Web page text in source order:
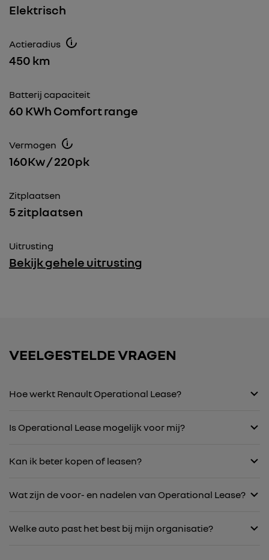
Elektrisch
Actieradius
450 km
Batterij capaciteit
60 KWh Comfort range
Vermogen
160Kw / 220pk
Zitplaatsen
5 zitplaatsen
Uitrusting
Bekijk gehele uitrusting
VEELGESTELDE VRAGEN
Hoe werkt Renault Operational Lease?
Is Operational Lease mogelijk voor mij?
Kan ik beter kopen of leasen?
Wat zijn de voor- en nadelen van Operational Lease?
Welke auto past het best bij mijn organisatie?